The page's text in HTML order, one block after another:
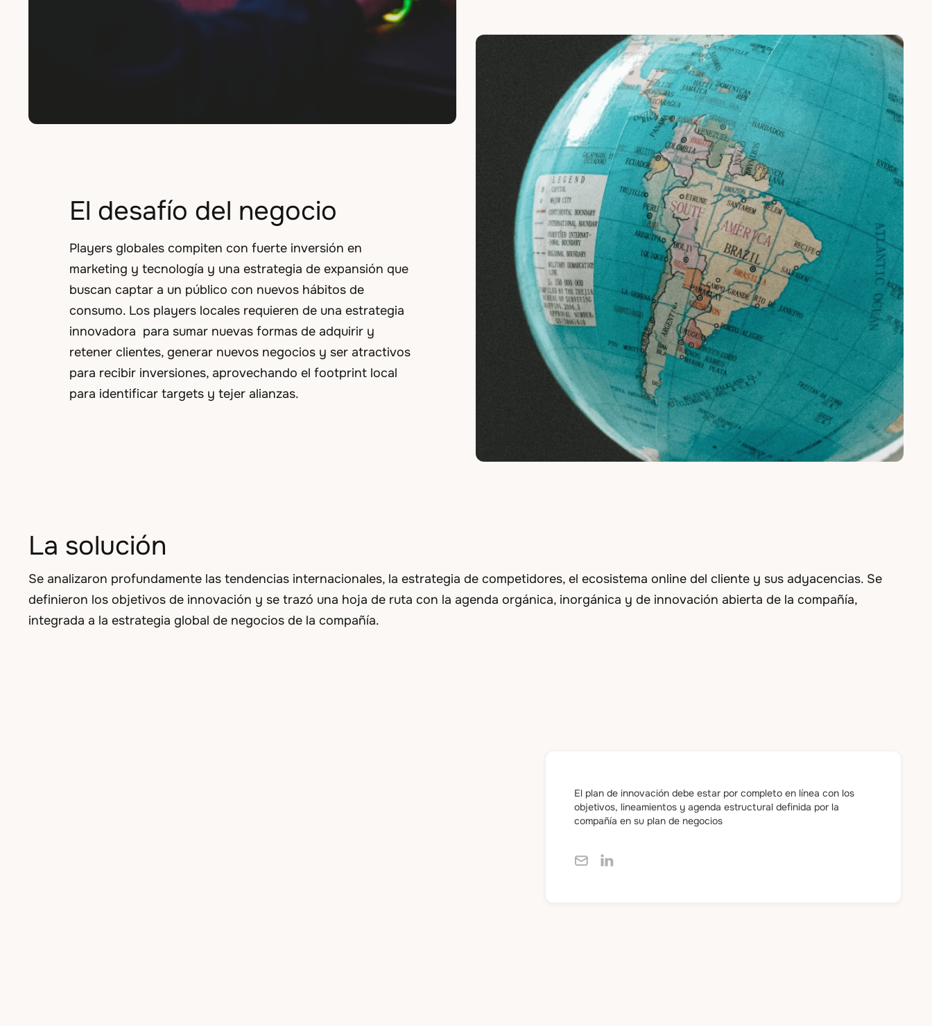
El desafío del negocio
Players globales compiten con fuerte inversión en
marketing y tecnología y una estrategia de expansión que
buscan captar a un público con nuevos hábitos de
consumo. Los players locales requieren de una estrategia
innovadora para sumar nuevas formas de adquirir y
retener clientes, generar nuevos negocios y ser atractivos
para recibir inversiones, aprovechando el footprint local
para identificar targets y tejer alianzas.
La solución
Se analizaron profundamente las tendencias internacionales, la estrategia de competidores, el ecosistema online del cliente y sus adyacencias. Se
definieron los objetivos de innovación y se trazó una hoja de ruta con la agenda orgánica, inorgánica y de innovación abierta de la compañía,
integrada a la estrategia global de negocios de la compañía.
El plan de innovación debe estar por completo en línea con los
objetivos, lineamientos y agenda estructural definida por la
compañía en su plan de negocios